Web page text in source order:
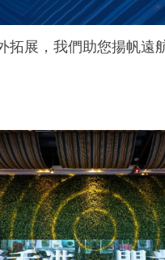
拓展，我們助您揚帆遠